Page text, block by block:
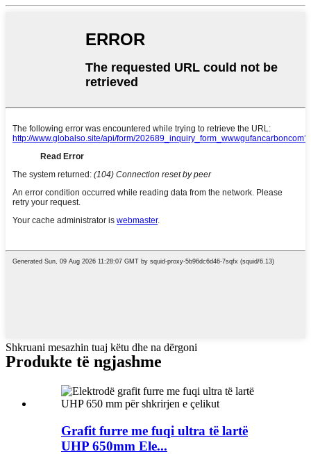
Shkruani mesazhin tuaj këtu dhe na dërgoni
Produkte të ngjashme
Grafit furre me fuqi ultra të lartë
UHP 650mm Ele...